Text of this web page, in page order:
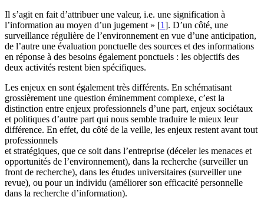
Il s’agit en fait d’attribuer une valeur, i.e. une signification à
l’information au moyen d’un jugement » [1]. D’un côté, une
surveillance régulière de l’environnement en vue d’une anticipation,
de l’autre une évaluation ponctuelle des sources et des informations
en réponse à des besoins également ponctuels : les objectifs des
deux activités restent bien spécifiques.
Les enjeux en sont également très différents. En schématisant
grossièrement une question éminemment complexe, c’est la
distinction entre enjeux professionnels d’une part, enjeux sociétaux
et politiques d’autre part qui nous semble traduire le mieux leur
différence. En effet, du côté de la veille, les enjeux restent avant tout
professionnels
et stratégiques, que ce soit dans l’entreprise (déceler les menaces et
opportunités de l’environnement), dans la recherche (surveiller un
front de recherche), dans les études universitaires (surveiller une
revue), ou pour un individu (améliorer son efficacité personnelle
dans la recherche d’information).